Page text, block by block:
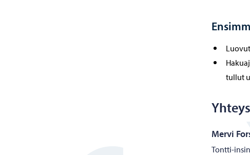
tullut
Mervi
Tontti-